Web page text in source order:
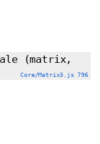
(matrix,
Core/Matrix3.js 796